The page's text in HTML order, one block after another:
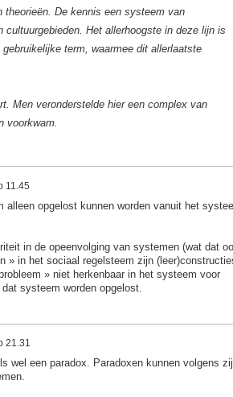
De kennis een systeem van
Het allerhoogste in deze lijn is
term, waarmee dit allerlaatste
Men veronderstelde hier een complex van
voorkwam.
11.45
opgelost kunnen worden vanuit het
in de opeenvolging van systemen (wat dat
» in het sociaal regelsteem zijn
» niet herkenbaar in het systeem voor
systeem worden opgelost.
21.31
wel een paradox. Paradoxen kunnen volgens